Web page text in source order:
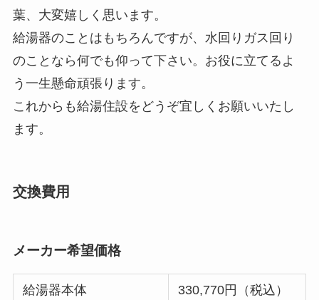
葉、大変嬉しく思います。
給湯器のことはもちろんですが、水回りガス回り
のことなら何でも仰って下さい。お役に立てるよ
う一生懸命頑張ります。
これからも給湯住設をどうぞ宜しくお願いいたし
ます。
交換費用
メーカー希望価格
給湯器本体
330,770円（税込）